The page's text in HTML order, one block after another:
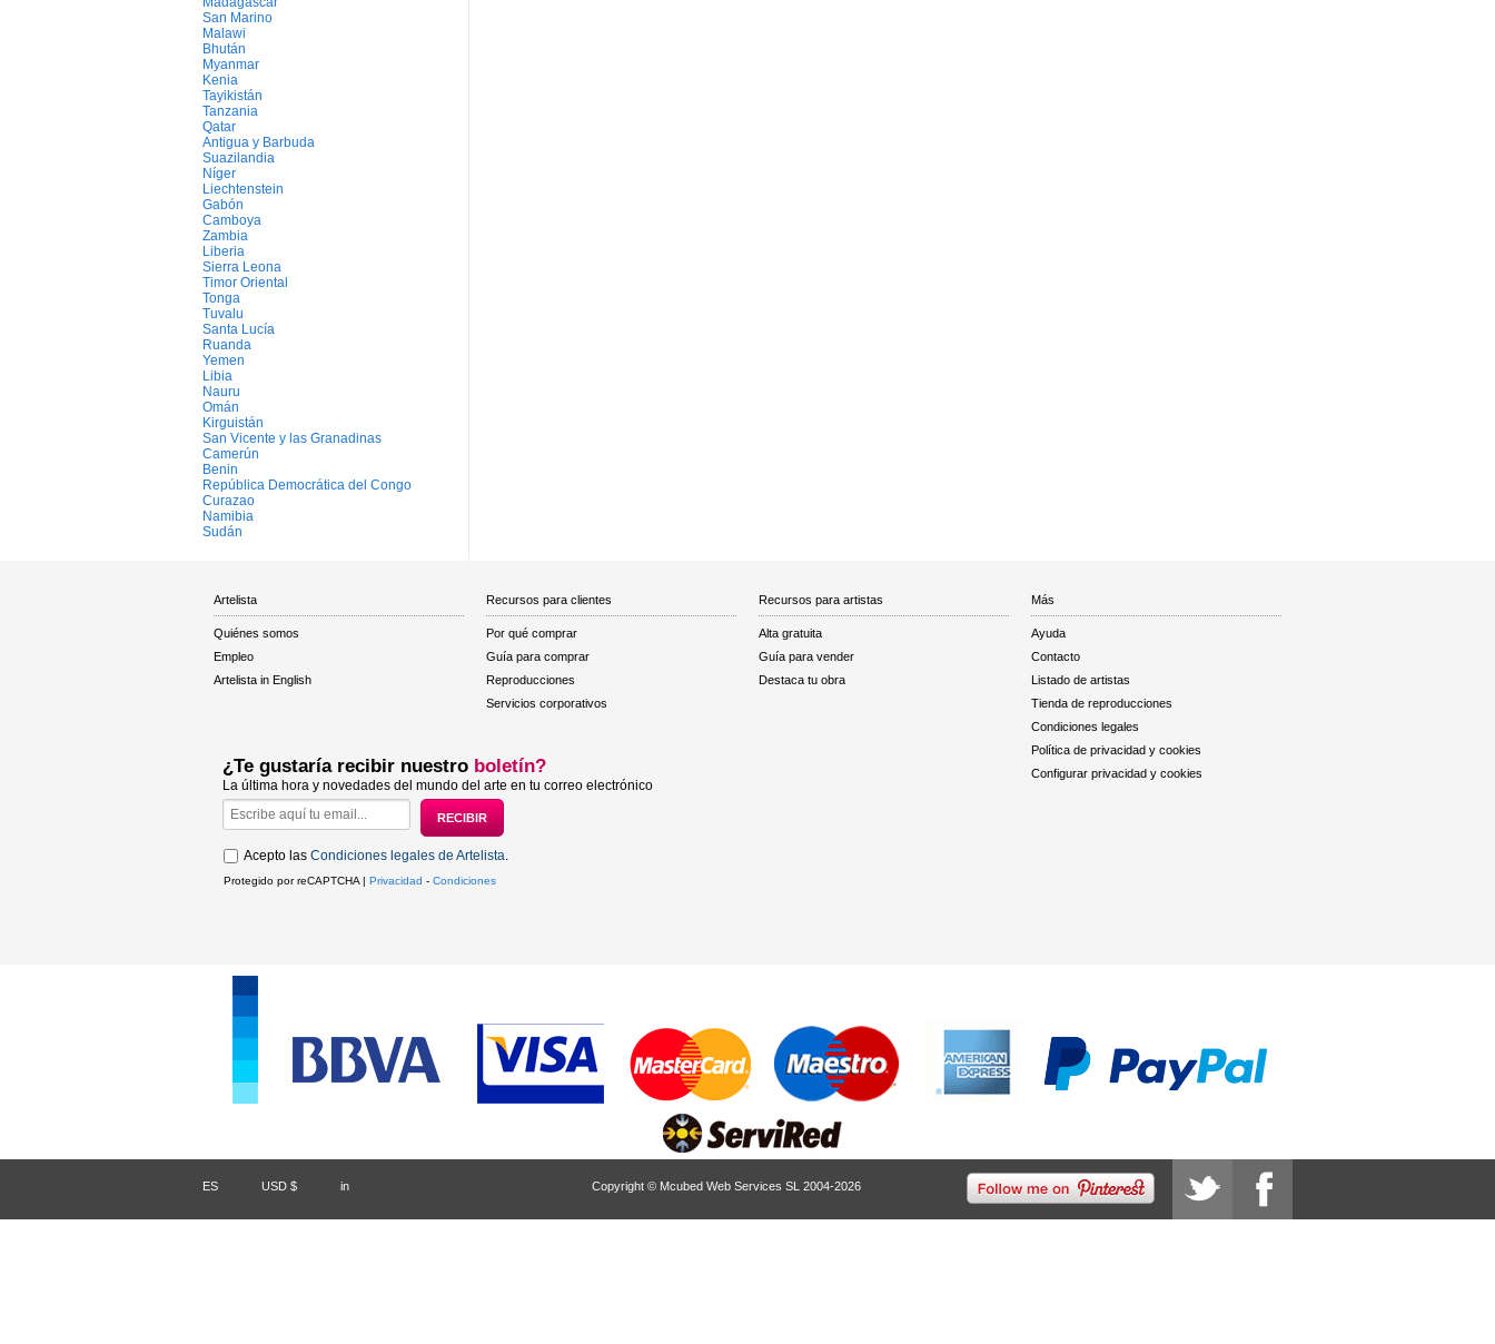
San Marino
Malawi
Bhután
Myanmar
Kenia
Tayikistán
Tanzania
Qatar
Antigua y Barbuda
Suazilandia
Níger
Liechtenstein
Gabón
Camboya
Zambia
Liberia
Sierra Leona
Timor Oriental
Tonga
Tuvalu
Santa Lucía
Ruanda
Yemen
Libia
Nauru
Omán
Kirguistán
San Vicente y las Granadinas
Camerún
Benin
República Democrática del Congo
Curazao
Namibia
Sudán
Artelista
Quiénes somos
Empleo
Artelista in English
Recursos para clientes
Por qué comprar
Guía para comprar
Reproducciones
Servicios corporativos
Recursos para artistas
Alta gratuita
Guía para vender
Destaca tu obra
Más
Ayuda
Contacto
Listado de artistas
Tienda de reproducciones
Condiciones legales
Política de privacidad y cookies
Configurar privacidad y cookies
¿Te gustaría recibir nuestro boletín?
La última hora y novedades del mundo del arte en tu correo electrónico
Acepto las Condiciones legales de Artelista.
Protegido por reCAPTCHA | Privacidad - Condiciones
ES USD $ in Copyright © Mcubed Web Services SL 2004-2026